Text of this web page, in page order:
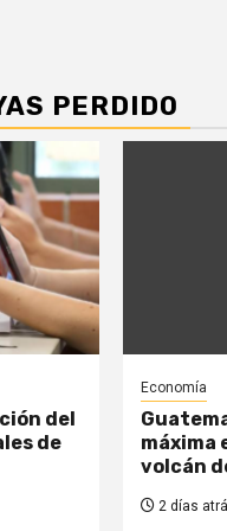
PERDIDO
del
de
Economía
máxima
volcán
2 días